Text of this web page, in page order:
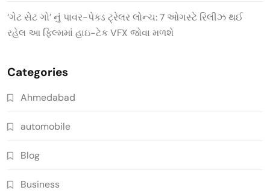
‘ગેટ સેટ ગો’ નું પાવર-પેક્ડ ટ્રેલર લોન્ચ: 7 ઓગસ્ટે રિલીઝ થઈ
રહેલ આ ફિલ્મમાં હાઇ-ટેક VFX જોવા મળશે
Categories
Ahmedabad
automobile
Blog
Business